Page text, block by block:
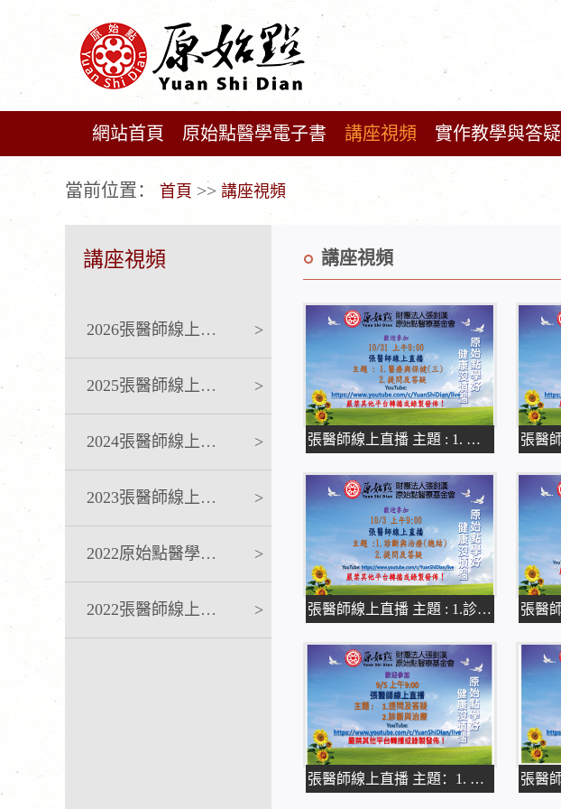
網站首頁 原始點醫學電子書 講座視頻 實作教學與答疑
當前位置： 首頁 >> 講座視頻
講座視頻
2026張醫師線上課程 >
2025張醫師線上課程 >
2024張醫師線上課程 >
2023張醫師線上課程 >
2022原始點醫學完整版講座 >
2022張醫師線上課程 >
講座視頻
張醫師線上直播 主題 : 1. 醫療
張醫師線上直播 主題 : 1.診斷與治療
張醫師線上直播 主題：1. 提問及答疑